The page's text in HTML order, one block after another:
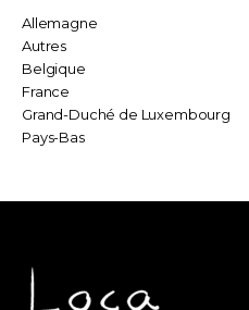
Allemagne
Autres
Belgique
France
Grand-Duché de Luxembourg
Pays-Bas